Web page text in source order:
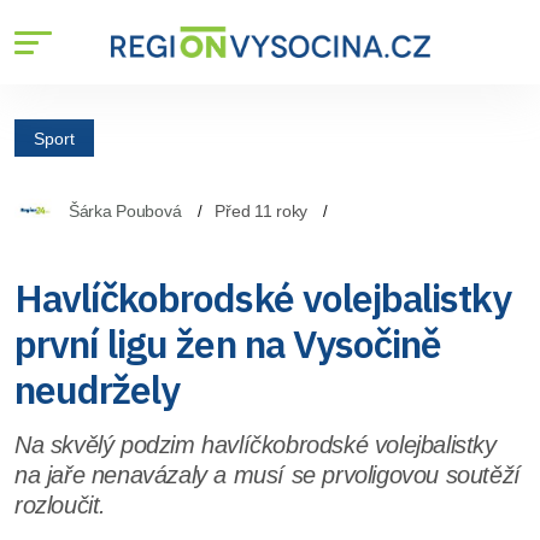
Sport
Šárka Poubová Před 11 roky
Havlíčkobrodské volejbalistky
první ligu žen na Vysočině
neudržely
Na skvělý podzim havlíčkobrodské volejbalistky
na jaře nenavázaly a musí se prvoligovou soutěží
rozloučit.